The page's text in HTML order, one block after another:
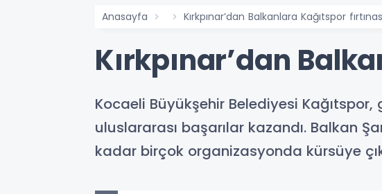
Anasayfa Kırkpınar’dan Balkanlara Kağıtspor
Kırkpınar’dan
Kocaeli Büyükşehir Belediyesi
uluslararası başarılar kazandı. Balkan
kadar birçok organizasyonda kürsüye